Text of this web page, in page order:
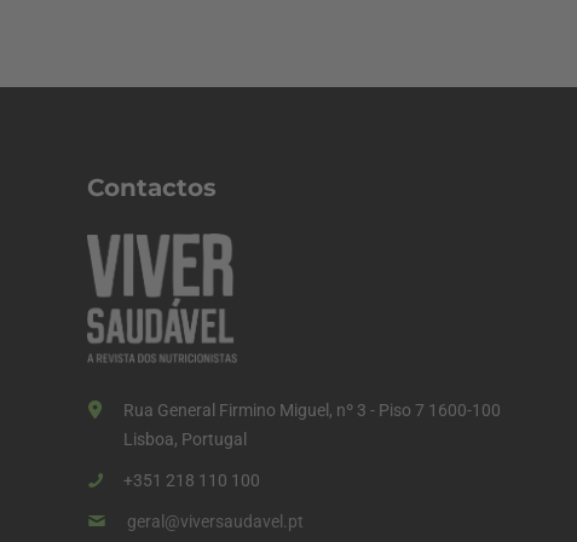
Contactos
Rua General Firmino Miguel, nº 3 - Piso 7 1600-100
Lisboa, Portugal
+351 218 110 100
geral@viversaudavel.pt